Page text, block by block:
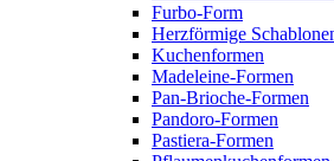
Furbo-Form
Herzförmige
Kuchenformen
Madeleine-Formen
Pan-Brioche-Formen
Pandoro-Formen
Pastiera-Formen